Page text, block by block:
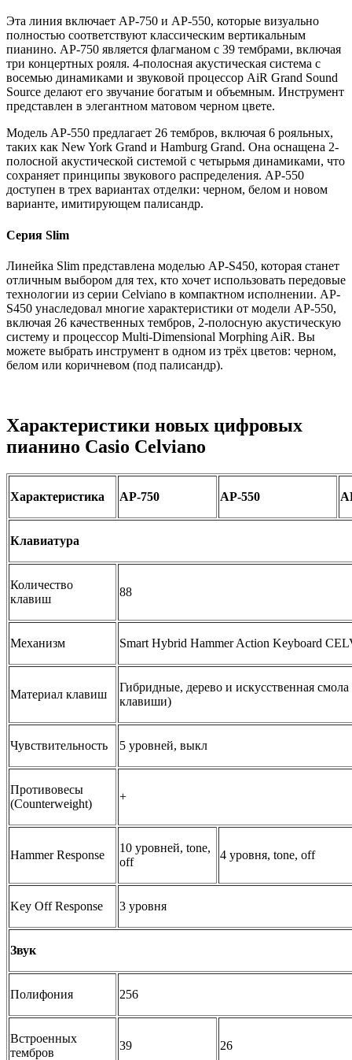
Эта линия включает AP-750 и AP-550, которые визуально
полностью соответствуют классическим вертикальным
пианино. AP-750 является флагманом с 39 тембрами, включая
три концертных рояля. 4-полосная акустическая система с
восемью динамиками и звуковой процессор AiR Grand Sound
Source делают его звучание богатым и объемным. Инструмент
представлен в элегантном матовом черном цвете.
Модель AP-550 предлагает 26 тембров, включая 6 рояльных,
таких как New York Grand и Hamburg Grand. Она оснащена 2-
полосной акустической системой с четырьмя динамиками, что
сохраняет принципы звукового распределения. AP-550
доступен в трех вариантах отделки: черном, белом и новом
варианте, имитирующем палисандр.
Серия Slim
Линейка Slim представлена моделью AP-S450, которая станет
отличным выбором для тех, кто хочет использовать передовые
технологии из серии Celviano в компактном исполнении. AP-
S450 унаследовал многие характеристики от модели AP-550,
включая 26 качественных тембров, 2-полосную акустическую
систему и процессор Multi-Dimensional Morphing AiR. Вы
можете выбрать инструмент в одном из трёх цветов: черном,
белом или коричневом (под палисандр).
Характеристики новых цифровых
пианино Casio Celviano
Характеристика AP-750 AP-550
Клавиатура
Количество
клавиш
88
Механизм Smart Hybrid Hammer Action Keyboard
Материал клавиш
Гибридные, дерево и искусственная
клавиши)
Чувствительность 5 уровней, выкл
Противовесы
(Counterweight)
+
Hammer Response
10 уровней, tone,
off
4 уровня, tone, off
Key Off Response 3 уровня
Звук
Полифония 256
Встроенных
тембров
39 26